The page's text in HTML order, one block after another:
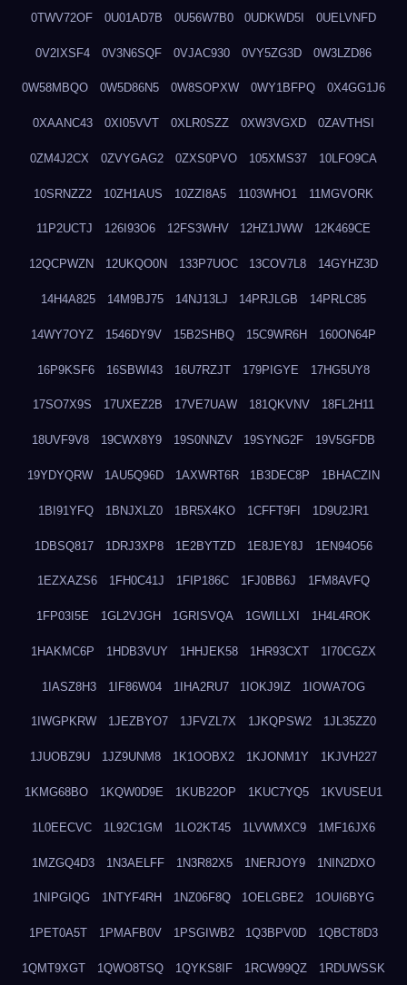
0TWV72OF 0U01AD7B 0U56W7B0 0UDKWD5I 0UELVNFD
0V2IXSF4 0V3N6SQF 0VJAC930 0VY5ZG3D 0W3LZD86
0W58MBQO 0W5D86N5 0W8SOPXW 0WY1BFPQ 0X4GG1J6
0XAANC43 0XI05VVT 0XLR0SZZ 0XW3VGXD 0ZAVTHSI
0ZM4J2CX 0ZVYGAG2 0ZXS0PVO 105XMS37 10LFO9CA
10SRNZZ2 10ZH1AUS 10ZZI8A5 1103WHO1 11MGVORK
11P2UCTJ 126I93O6 12FS3WHV 12HZ1JWW 12K469CE
12QCPWZN 12UKQO0N 133P7UOC 13COV7L8 14GYHZ3D
14H4A825 14M9BJ75 14NJ13LJ 14PRJLGB 14PRLC85
14WY7OYZ 1546DY9V 15B2SHBQ 15C9WR6H 160ON64P
16P9KSF6 16SBWI43 16U7RZJT 179PIGYE 17HG5UY8
17SO7X9S 17UXEZ2B 17VE7UAW 181QKVNV 18FL2H11
18UVF9V8 19CWX8Y9 19S0NNZV 19SYNG2F 19V5GFDB
19YDYQRW 1AU5Q96D 1AXWRT6R 1B3DEC8P 1BHACZIN
1BI91YFQ 1BNJXLZ0 1BR5X4KO 1CFFT9FI 1D9U2JR1
1DBSQ817 1DRJ3XP8 1E2BYTZD 1E8JEY8J 1EN94O56
1EZXAZS6 1FH0C41J 1FIP186C 1FJ0BB6J 1FM8AVFQ
1FP03I5E 1GL2VJGH 1GRISVQA 1GWILLXI 1H4L4ROK
1HAKMC6P 1HDB3VUY 1HHJEK58 1HR93CXT 1I70CGZX
1IASZ8H3 1IF86W04 1IHA2RU7 1IOKJ9IZ 1IOWA7OG
1IWGPKRW 1JEZBYO7 1JFVZL7X 1JKQPSW2 1JL35ZZ0
1JUOBZ9U 1JZ9UNM8 1K1OOBX2 1KJONM1Y 1KJVH227
1KMG68BO 1KQW0D9E 1KUB22OP 1KUC7YQ5 1KVUSEU1
1L0EECVC 1L92C1GM 1LO2KT45 1LVWMXC9 1MF16JX6
1MZGQ4D3 1N3AELFF 1N3R82X5 1NERJOY9 1NIN2DXO
1NIPGIQG 1NTYF4RH 1NZ06F8Q 1OELGBE2 1OUI6BYG
1PET0A5T 1PMAFB0V 1PSGIWB2 1Q3BPV0D 1QBCT8D3
1QMT9XGT 1QWO8TSQ 1QYKS8IF 1RCW99QZ 1RDUWSSK